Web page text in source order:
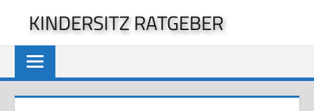
springen
KINDERSITZ RATGEBER